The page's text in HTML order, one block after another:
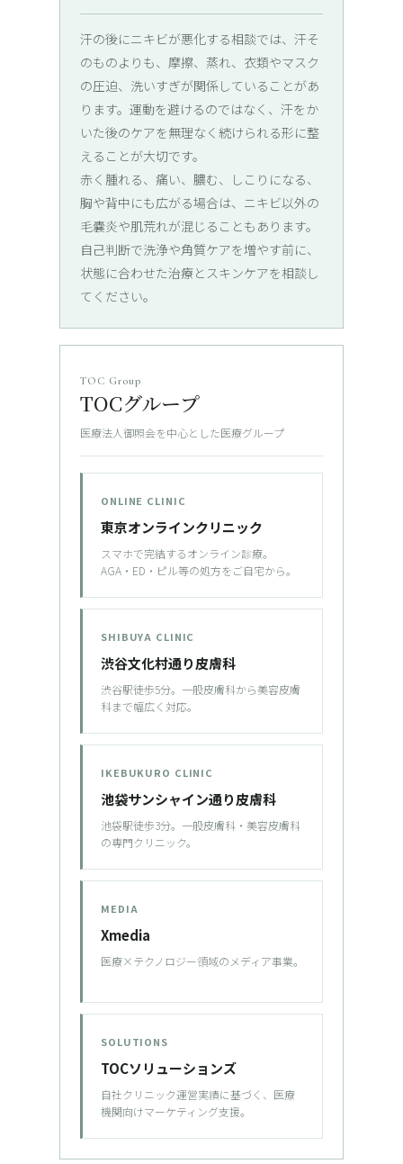
汗の後にニキビが悪化する相談では、汗そ
のものよりも、摩擦、蒸れ、衣類やマスク
の圧迫、洗いすぎが関係していることがあ
ります。運動を避けるのではなく、汗をか
いた後のケアを無理なく続けられる形に整
えることが大切です。
赤く腫れる、痛い、膿む、しこりになる、
胸や背中にも広がる場合は、ニキビ以外の
毛嚢炎や肌荒れが混じることもあります。
自己判断で洗浄や角質ケアを増やす前に、
状態に合わせた治療とスキンケアを相談し
てください。
TOC Group
TOCグループ
医療法人御照会を中心とした医療グループ
ONLINE CLINIC
東京オンラインクリニック
スマホで完結するオンライン診療。
AGA・ED・ピル等の処方をご自宅から。
SHIBUYA CLINIC
渋谷文化村通り皮膚科
渋谷駅徒歩5分。一般皮膚科から美容皮膚
科まで幅広く対応。
IKEBUKURO CLINIC
池袋サンシャイン通り皮膚科
池袋駅徒歩3分。一般皮膚科・美容皮膚科
の専門クリニック。
MEDIA
Xmedia
医療×テクノロジー領域のメディア事業。
SOLUTIONS
TOCソリューションズ
自社クリニック運営実績に基づく、医療
機関向けマーケティング支援。